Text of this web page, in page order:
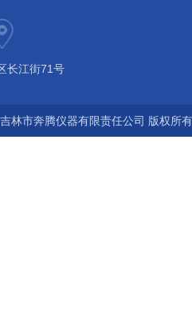
长江街71号
吉林市奔腾仪器有限责任公司 版权所